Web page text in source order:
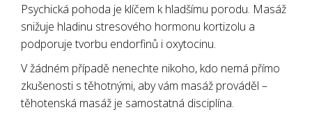
Psychická pohoda je klíčem k hladšímu porodu. Masáž
snižuje hladinu stresového hormonu kortizolu a
podporuje tvorbu endorfinů i oxytocinu.
V žádném případě nenechte nikoho, kdo nemá přímo
zkušenosti s těhotnými, aby vám masáž prováděl –
těhotenská masáž je samostatná disciplína.